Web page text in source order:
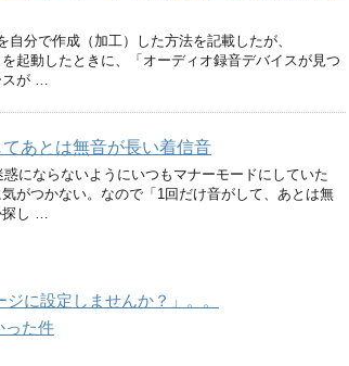
分で作成（加工）した方法を記載したが、
起動したときに、「オーディオ録音デバイスが見つ
スが …
あとは無音が長い着信音
にならないようにいつもマナーモードにしていた
がつかない。なので「1回だけ音がして、あとは無
探し …
に設定しませんか？」。。
った件